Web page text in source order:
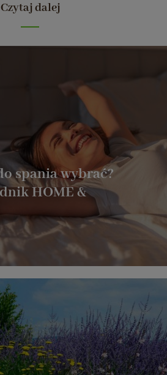
Czytaj dalej
spania wybrać?
HOME &